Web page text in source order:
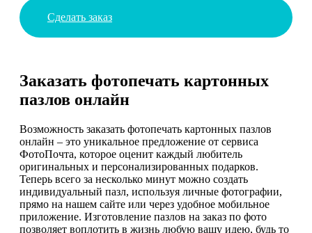
Сделать заказ
Заказать фотопечать картонных
пазлов онлайн
Возможность заказать фотопечать картонных пазлов
онлайн – это уникальное предложение от сервиса
ФотоПочта, которое оценит каждый любитель
оригинальных и персонализированных подарков.
Теперь всего за несколько минут можно создать
индивидуальный пазл, используя личные фотографии,
прямо на нашем сайте или через удобное мобильное
приложение. Изготовление пазлов на заказ по фото
позволяет воплотить в жизнь любую вашу идею, будь то